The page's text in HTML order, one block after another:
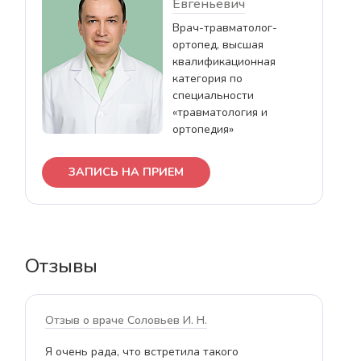
Евгеньевич
Врач-травматолог-
ортопед, высшая
квалификационная
категория по
специальности
«травматология и
ортопедия»
ЗАПИСЬ НА ПРИЕМ
Отзывы
отзыв о враче Соловьев И. Н.
Я очень рада, что встретила такого